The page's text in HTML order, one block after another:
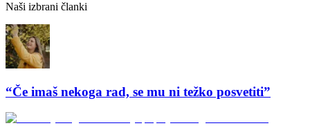
Naši izbrani članki
“Če imaš nekoga rad, se mu ni težko posvetiti”